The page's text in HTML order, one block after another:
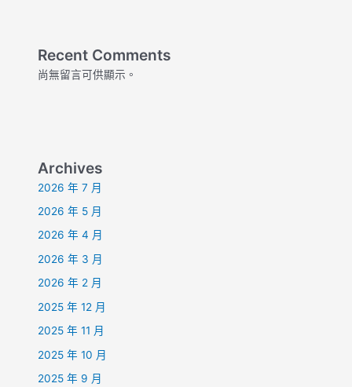
Recent Comments
尚無留言可供顯示。
Archives
2026 年 7 月
2026 年 5 月
2026 年 4 月
2026 年 3 月
2026 年 2 月
2025 年 12 月
2025 年 11 月
2025 年 10 月
2025 年 9 月